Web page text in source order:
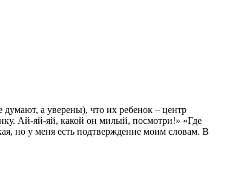
а уверены), что их ребенок – центр
Ай-яй-яй, какой он милый, посмотри!» «Где
но у меня есть подтверждение моим словам. В